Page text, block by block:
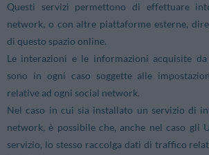
Questi servizi permettono di effettuare
network, o con altre piattaforme esterne,
di questo spazio online.
Le interazioni e le informazioni acquisite
sono in ogni caso soggette alle
relative ad ogni social network.
Nel caso in cui sia installato un servizio di
network, è possibile che, anche nel caso gli
servizio, lo stesso raccolga dati di traffico